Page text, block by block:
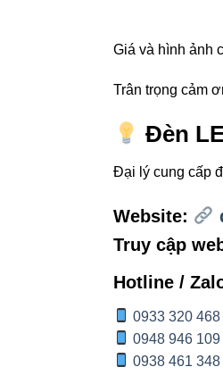
Giá và hình ảnh
Trân trọng cảm
Đèn
Đại lý cung cấp
Website:
Truy cập
Hotline /
0933 320 468
0948 946 109
0938 461 348